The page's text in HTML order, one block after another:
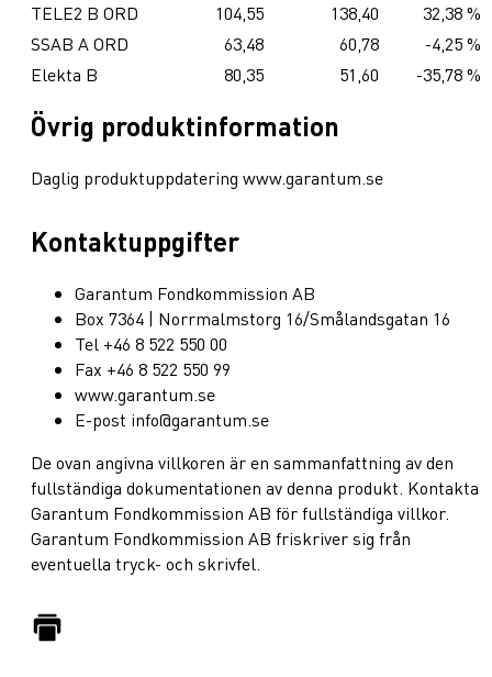
TELE2 B ORD
104,55 138,40
32,38 %
SSAB A ORD
63,48 60,78
-4,25 %
Elekta B
80,35 51,60 -35,78 %
Övrig produktinformation
Daglig produktuppdatering www.garantum.se
Kontaktuppgifter
Garantum Fondkommission AB
Box 7364 | Norrmalmstorg 16/Smålandsgatan 16
Tel +46 8 522 550 00
Fax +46 8 522 550 99
www.garantum.se
E-post info@garantum.se
De ovan angivna villkoren är en sammanfattning av den
fullständiga dokumentationen av denna produkt. Kontakta
Garantum Fondkommission AB för fullständiga villkor.
Garantum Fondkommission AB friskriver sig från
eventuella tryck- och skrivfel.